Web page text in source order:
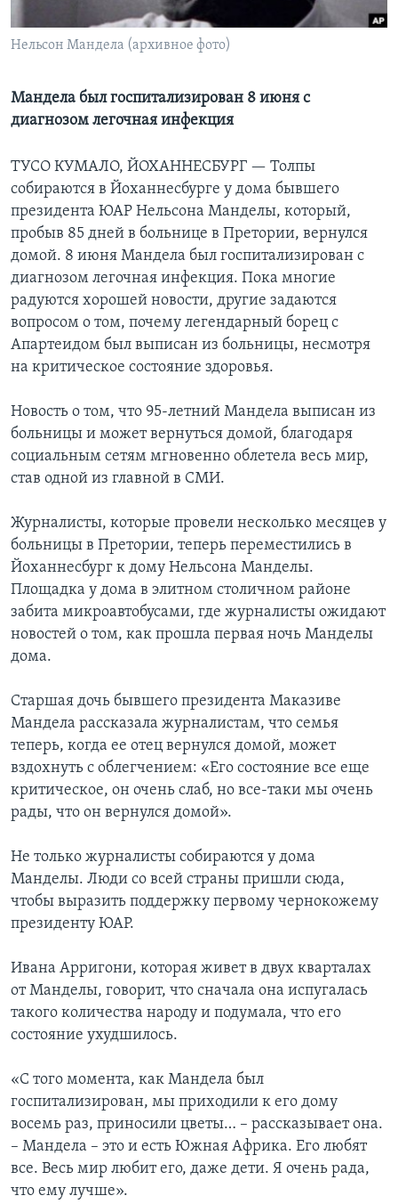
Learning English
Языки
Нельсон Мандела (архивное фото)
Мандела был госпитализирован 8 июня с
диагнозом легочная инфекция
ТУСО КУМАЛО, ЙОХАННЕСБУРГ — Толпы
собираются в Йоханнесбурге у дома бывшего
президента ЮАР Нельсона Манделы, который,
пробыв 85 дней в больнице в Претории, вернулся
домой. 8 июня Мандела был госпитализирован с
диагнозом легочная инфекция. Пока многие
радуются хорошей новости, другие задаются
вопросом о том, почему легендарный борец с
Апартеидом был выписан из больницы, несмотря
на критическое состояние здоровья.
Новость о том, что 95-летний Мандела выписан из
больницы и может вернуться домой, благодаря
социальным сетям мгновенно облетела весь мир,
став одной из главной в СМИ.
Журналисты, которые провели несколько месяцев у
больницы в Претории, теперь переместились в
Йоханнесбург к дому Нельсона Манделы.
Площадка у дома в элитном столичном районе
забита микроавтобусами, где журналисты ожидают
новостей о том, как прошла первая ночь Манделы
дома.
Старшая дочь бывшего президента Маказиве
Мандела рассказала журналистам, что семья
теперь, когда ее отец вернулся домой, может
вздохнуть с облегчением: «Его состояние все еще
критическое, он очень слаб, но все-таки мы очень
рады, что он вернулся домой».
Не только журналисты собираются у дома
Манделы. Люди со всей страны пришли сюда,
чтобы выразить поддержку первому чернокожему
президенту ЮАР.
Ивана Арригони, которая живет в двух кварталах
от Манделы, говорит, что сначала она испугалась
такого количества народу и подумала, что его
состояние ухудшилось.
«С того момента, как Мандела был
госпитализирован, мы приходили к его дому
восемь раз, приносили цветы… – рассказывает она.
– Мандела – это и есть Южная Африка. Его любят
все. Весь мир любит его, даже дети. Я очень рада,
что ему лучше».